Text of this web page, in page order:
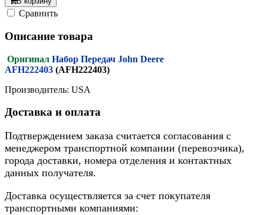
Cравнить
Описание товара
Оригинал Набор Передач John Deere
AFH222403 (AFH222403)
Производитель: USA
Доставка и оплата
Подтверждением заказа считается согласования с
менеджером транспортной компании (перевозчика),
города доставки, номера отделения и контактных
данных получателя.
Доставка осуществляется за счет покупателя
транспортными компаниями: